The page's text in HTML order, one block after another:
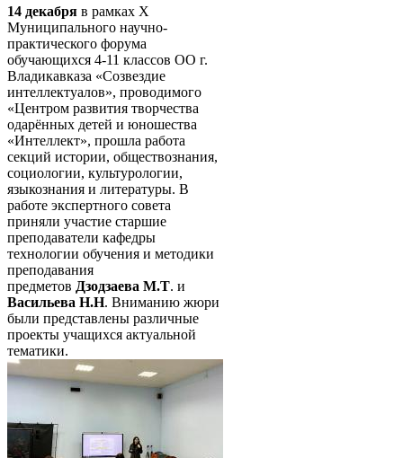
14 декабря в рамках X
Муниципального научно-
практического форума
обучающихся 4-11 классов ОО г.
Владикавказа «Созвездие
интеллектуалов», проводимого
«Центром развития творчества
одарённых детей и юношества
«Интеллект», прошла работа
секций истории, обществознания,
социологии, культурологии,
языкознания и литературы. В
работе экспертного совета
приняли участие старшие
преподаватели кафедры
технологии обучения и методики
преподавания
предметов Дзодзаева М.Т. и
Васильева Н.Н. Вниманию жюри
были представлены различные
проекты учащихся актуальной
тематики.